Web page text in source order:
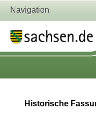
Navigation
Historische